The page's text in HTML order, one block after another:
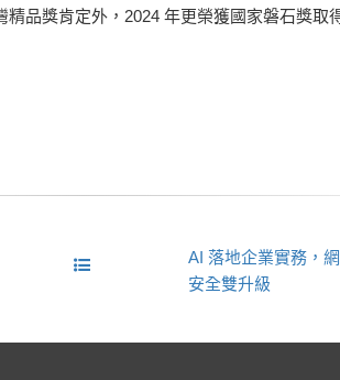
品獎肯定外，2024 年更榮獲國家磐石獎取
AI 落地企業實務，
安全雙升級